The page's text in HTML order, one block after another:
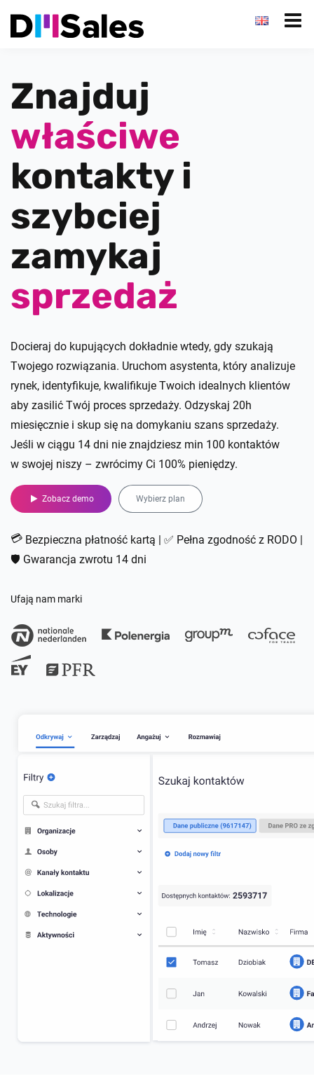
Znajduj
właściwe
kontakty i
szybciej
zamykaj
sprzedaż
Docieraj do kupujących dokładnie wtedy, gdy szukają
Twojego rozwiązania. Uruchom asystenta, który analizuje
rynek, identyfikuje, kwalifikuje Twoich idealnych klientów
aby zasilić Twój proces sprzedaży. Odzyskaj 20h
miesięcznie i skup się na domykaniu szans sprzedaży.
Jeśli w ciągu 14 dni nie znajdziesz min 100 kontaktów
w swojej niszy – zwrócimy Ci 100% pieniędzy.
Zobacz demo Wybierz plan
💳 Bezpieczna płatność kartą | ✅ Pełna zgodność z RODO |
🛡️ Gwarancja zwrotu 14 dni
Ufają nam marki